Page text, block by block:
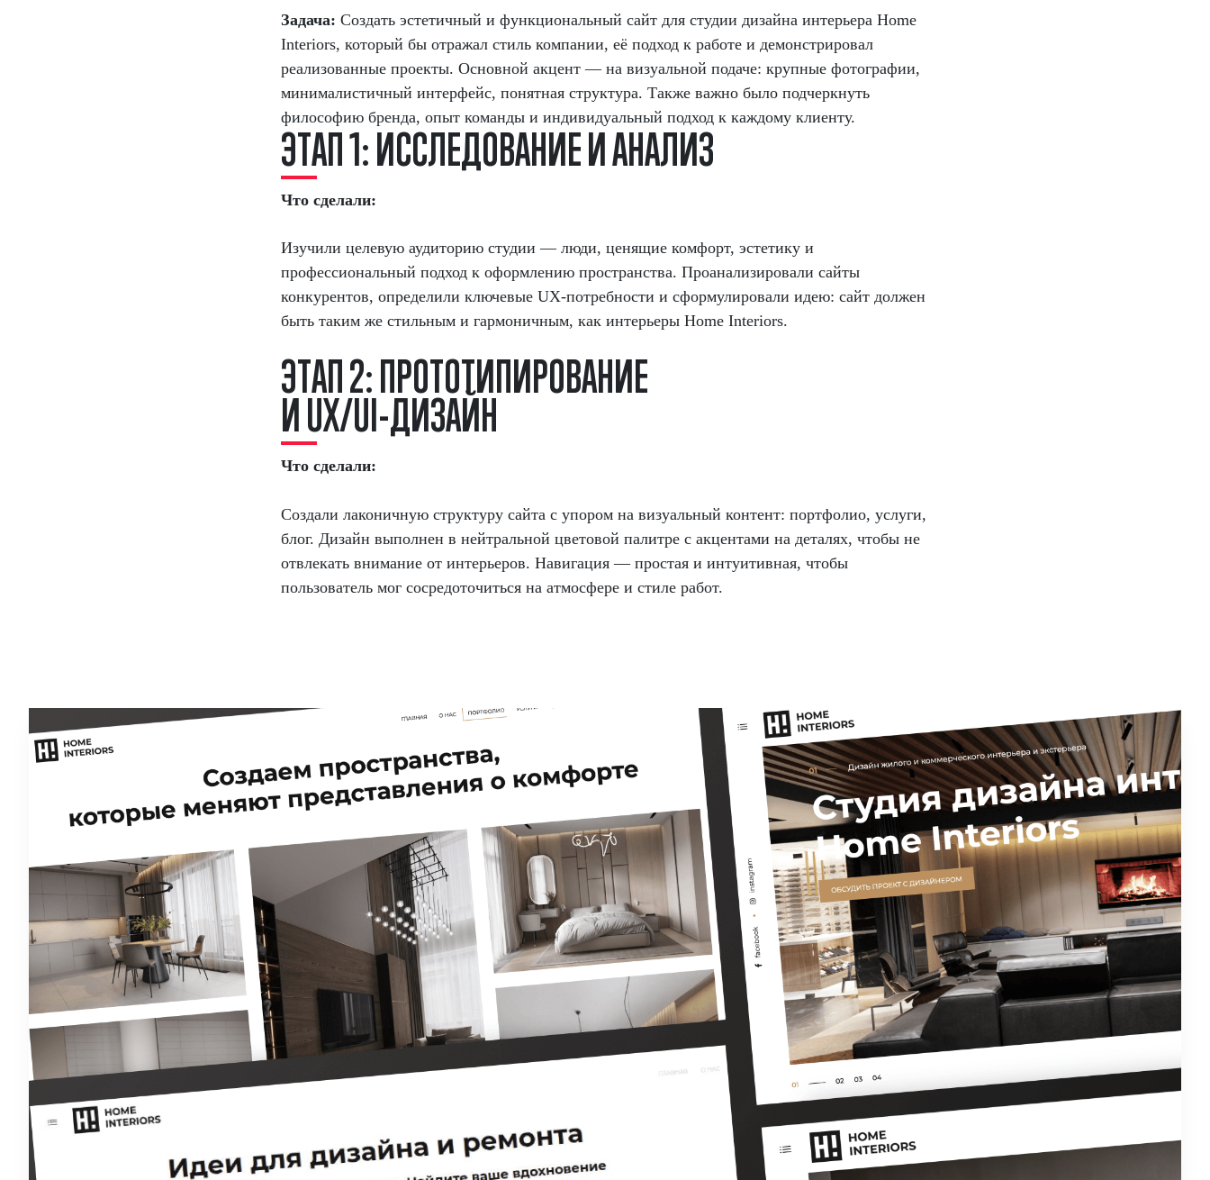
Задача: Создать эстетичный и функциональный сайт для студии дизайна интерьера Home
Interiors, который бы отражал стиль компании, её подход к работе и демонстрировал
реализованные проекты. Основной акцент — на визуальной подаче: крупные фотографии,
минималистичный интерфейс, понятная структура. Также важно было подчеркнуть
философию бренда, опыт команды и индивидуальный подход к каждому клиенту.
ЭТАП1:ИССЛЕДОВАНИЕИАНАЛИЗ
Что сделали:
Изучили целевую аудиторию студии — люди, ценящие комфорт, эстетику и
профессиональный подход к оформлению пространства. Проанализировали сайты
конкурентов, определили ключевые UX-потребности и сформулировали идею: сайт должен
быть таким же стильным и гармоничным, как интерьеры Home Interiors.
ЭТАП2:ПРОТОТИПИРОВАНИЕ
ИUX/UI-ДИЗАЙН
Что сделали:
Создали лаконичную структуру сайта с упором на визуальный контент: портфолио, услуги,
блог. Дизайн выполнен в нейтральной цветовой палитре с акцентами на деталях, чтобы не
отвлекать внимание от интерьеров. Навигация — простая и интуитивная, чтобы
пользователь мог сосредоточиться на атмосфере и стиле работ.